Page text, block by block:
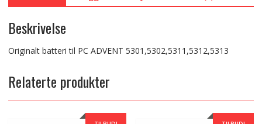
Beskrivelse
Originalt batteri til PC ADVENT 5301,5302,5311,5312,5313
Relaterte produkter